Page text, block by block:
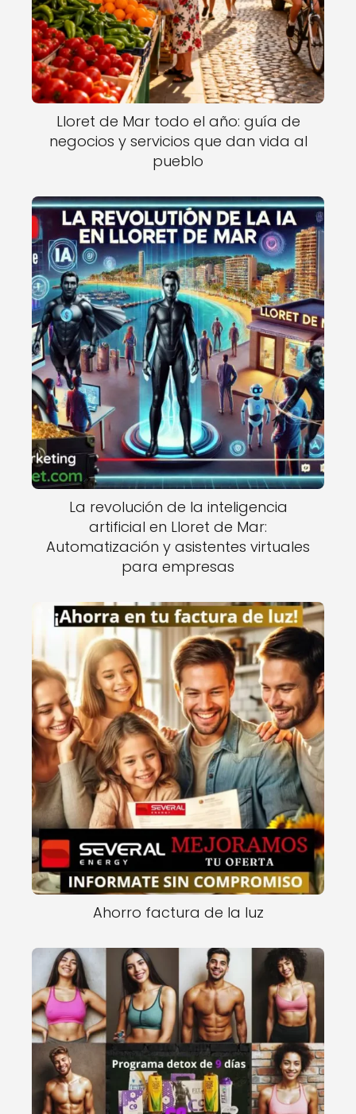
Lloret de Mar todo el año: guía de
negocios y servicios que dan vida al
pueblo
La revolución de la inteligencia
artificial en Lloret de Mar:
Automatización y asistentes virtuales
para empresas
Ahorro factura de la luz